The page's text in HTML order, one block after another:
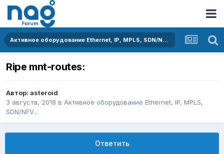
Активное оборудование Ethernet, IP, MPLS, SDN/NFV...
Ripe mnt-routes:
Автор: asteroid
3 августа, 2018 в Активное оборудование Ethernet, IP, MPLS,
SDN/NFV...
Ответить